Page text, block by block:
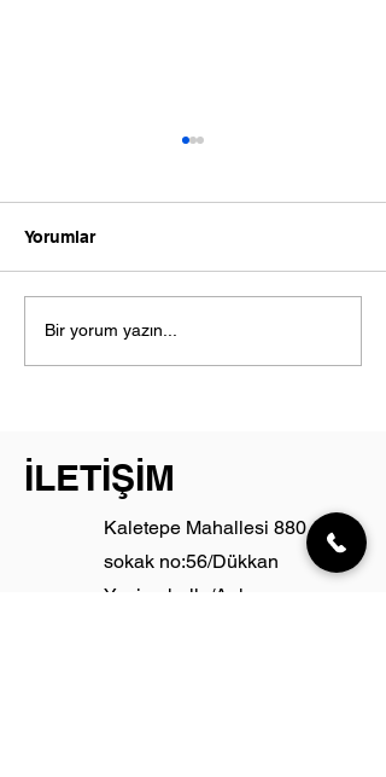
Çamaşır Makinesi Neden
Ses Yapıyor ?
Yorumlar
Bir yorum yazın...
İLETİŞİM
Kaletepe Mahallesi 880
sokak no:56/Dükkan
Yenimahalle/Ankara,